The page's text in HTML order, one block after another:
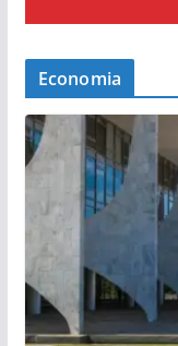
Economia